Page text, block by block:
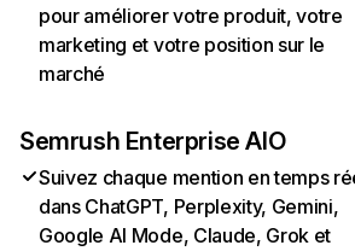
pour améliorer votre produit, votre
marketing et votre position sur le
marché
Semrush Enterprise AIO
Suivez chaque mention en temps
dans ChatGPT, Perplexity, Gemini,
Google AI Mode, Claude, Grok et